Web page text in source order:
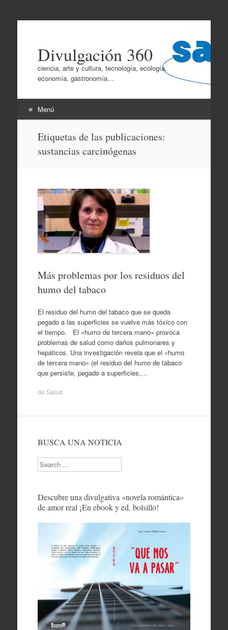
Divulgación 360
ciencia, arte y cultura, tecnología, ecología,
economía, gastronomía…
Menú
contenido
Etiquetas de las publicaciones:
sustancias carcinógenas
Más problemas por los residuos del
humo del tabaco
El residuo del humo del tabaco que se queda
pegado a las superficies se vuelve más tóxico con
el tiempo. El «humo de tercera mano» provoca
problemas de salud como daños pulmonares y
hepáticos. Una investigación revela que el «humo
de tercera mano» (el residuo del humo de tabaco
que persiste, pegado a superficies,…
de Salud
BUSCA UNA NOTICIA
Search
Descubre una divulgativa «novela romántica»
de amor real ¡En ebook y ed. bolsillo!